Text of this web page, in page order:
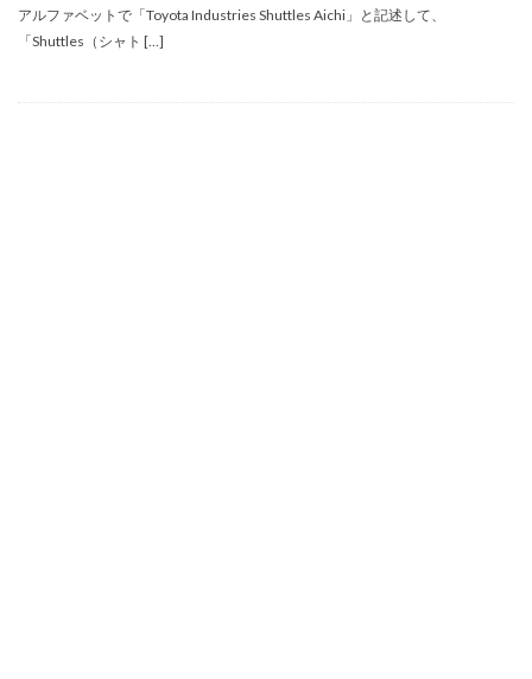
アルファベットで「Toyota Industries Shuttles Aichi」と記述して、
「Shuttles（シャト […]